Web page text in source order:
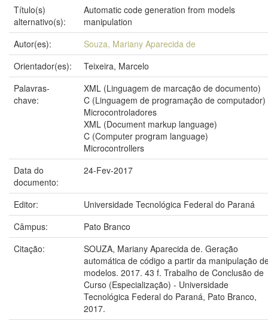
Título(s)
alternativo(s):
Automatic code generation from models
manipulation
Autor(es):
Souza, Mariany Aparecida de
Orientador(es):
Teixeira, Marcelo
Palavras-
chave:
XML (Linguagem de marcação de documento)
C (Linguagem de programação de computador)
Microcontroladores
XML (Document markup language)
C (Computer program language)
Microcontrollers
Data do
documento:
24-Fev-2017
Editor:
Universidade Tecnológica Federal do Paraná
Câmpus:
Pato Branco
Citação:
SOUZA, Mariany Aparecida de. Geração
automática de código a partir da manipulação
modelos. 2017. 43 f. Trabalho de Conclusão de
Curso (Especialização) - Universidade
Tecnológica Federal do Paraná, Pato Branco,
2017.